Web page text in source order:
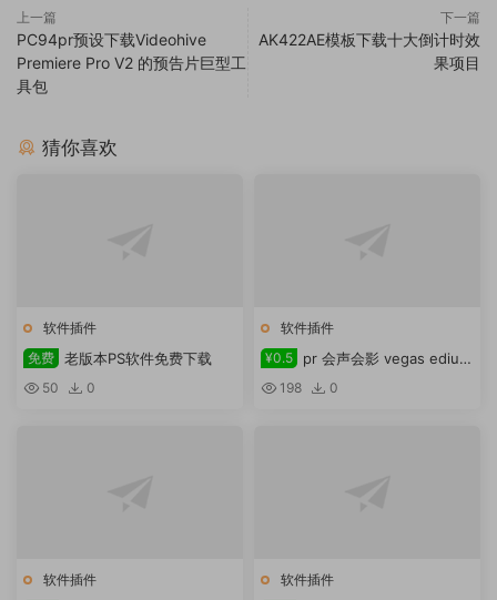
上一篇
PC94pr预设下载Videohive
Premiere Pro V2 的预告片巨型工
具包
下一篇
AK422AE模板下载十大倒计时效
果项目
猜你喜欢
软件插件
免费 老版本PS软件免费下载
50 0
软件插件
¥0.5
pr 会声会影 vegas edius
通用三维插件boris red 5.5.3
198 0
软件插件
软件插件